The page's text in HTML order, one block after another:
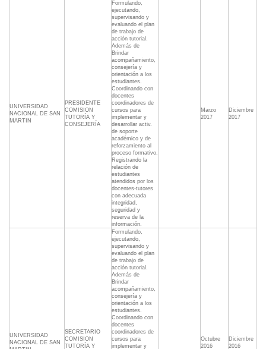
UNIVERSIDAD
NACIONAL DE SAN
MARTIN
PRESIDENTE
COMISION
TUTORÍA Y
CONSEJERÍA
Formulando,
ejecutando,
supervisando y
evaluando el plan
de trabajo de
acción tutorial.
Además de
Brindar
acompañamiento,
consejería y
orientación a los
estudiantes.
Coordinando con
docentes
coordinadores de
cursos para
implementar y
desarrollar activ.
de soporte
académico y de
reforzamiento al
proceso formativo.
Registrando la
relación de
estudiantes
atendidos por los
docentes-tutores
con adecuada
integridad,
seguridad y
reserva de la
información.
Marzo
2017
Diciembre
2017
UNIVERSIDAD
NACIONAL DE SAN
SECRETARIO
COMISION
TUTORÍA Y
Formulando,
ejecutando,
supervisando y
evaluando el plan
de trabajo de
acción tutorial.
Además de
Brindar
acompañamiento,
consejería y
orientación a los
estudiantes.
Coordinando con
docentes
coordinadores de
cursos para
implementar y
Octubre
2016
Diciembre
2016